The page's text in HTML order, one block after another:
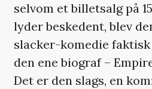
selvom et billetsalg på
lyder beskedent, blev
slacker-komedie
den ene biograf –
Det er den slags, en